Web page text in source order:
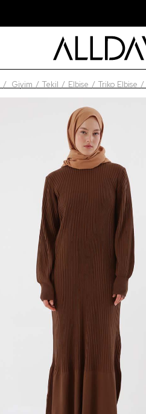
Giyim Tekil Elbise Triko Elbise